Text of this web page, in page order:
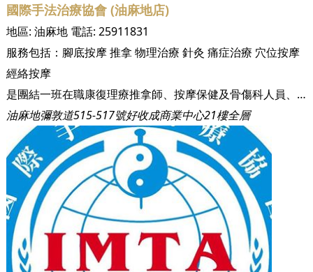
國際手法治療協會 (油麻地店)
地區: 油麻地電話: 25911831
服務包括： 腳底按摩推拿物理治療 針灸 痛症治療 穴位按摩
經絡按摩
是團結一班在職康復理療推拿師、按摩保健及骨傷科人員、物理治療師、脊椎神經科醫師等等人員提供培訓提升專業技術及知識
油麻地彌敦道515-517號好收成商業中心21樓全層